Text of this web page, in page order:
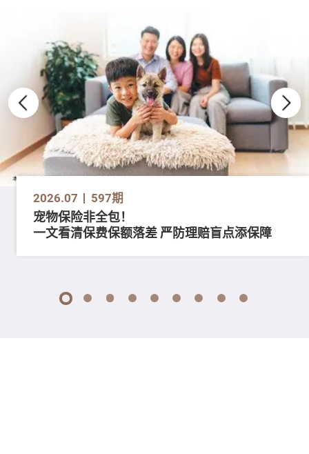
2026.07 597期
宠物保险非全包！
一文看清保费保额落差 严防理赔盲点添保障
1 2 3 4 5 6 7 8 9